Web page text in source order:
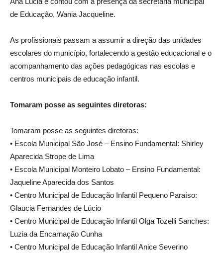
de Educação, Wania Jacqueline.
As profissionais passam a assumir a direção das unidades
escolares do município, fortalecendo a gestão educacional e o
acompanhamento das ações pedagógicas nas escolas e
centros municipais de educação infantil.
Tomaram posse as seguintes diretoras:
Tomaram posse as seguintes diretoras:
• Escola Municipal São José – Ensino Fundamental: Shirley
Aparecida Strope de Lima
• Escola Municipal Monteiro Lobato – Ensino Fundamental:
Jaqueline Aparecida dos Santos
• Centro Municipal de Educação Infantil Pequeno Paraíso:
Glaucia Fernandes de Lúcio
• Centro Municipal de Educação Infantil Olga Tozelli Sanches:
Luzia da Encarnação Cunha
• Centro Municipal de Educação Infantil Anice Severino